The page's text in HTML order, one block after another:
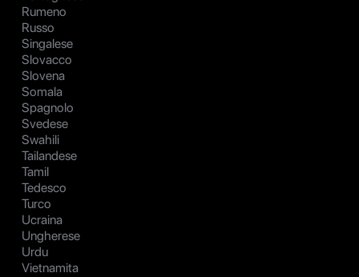
Rumeno
Russo
Singalese
Slovacco
Slovena
Somala
Spagnolo
Svedese
Swahili
Tailandese
Tamil
Tedesco
Turco
Ucraina
Ungherese
Urdu
Vietnamita